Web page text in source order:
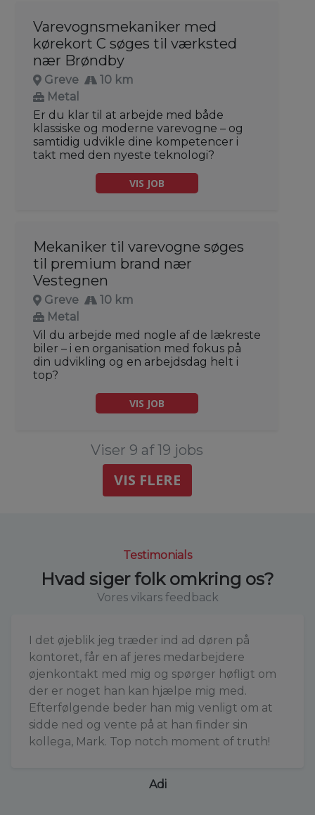
Varevognsmekaniker med
kørekort C søges til værksted
nær Brøndby
Greve
10 km
Metal
Er du klar til at arbejde med både
klassiske og moderne varevogne – og
samtidig udvikle dine kompetencer i
takt med den nyeste teknologi?
VIS JOB
Mekaniker til varevogne søges
til premium brand nær
Vestegnen
Greve
10 km
Metal
Vil du arbejde med nogle af de lækreste
biler – i en organisation med fokus på
din udvikling og en arbejdsdag helt i
top?
VIS JOB
Viser 9 af 19 jobs
VIS FLERE
Testimonials
Hvad siger folk omkring os?
Vores vikars feedback
I det øjeblik jeg træder ind ad døren på
kontoret, får en af jeres medarbejdere
øjenkontakt med mig og spørger høfligt om
der er noget han kan hjælpe mig med.
Efterfølgende beder han mig venligt om at
sidde ned og vente på at han finder sin
kollega, Mark. Top notch moment of truth!
Adi